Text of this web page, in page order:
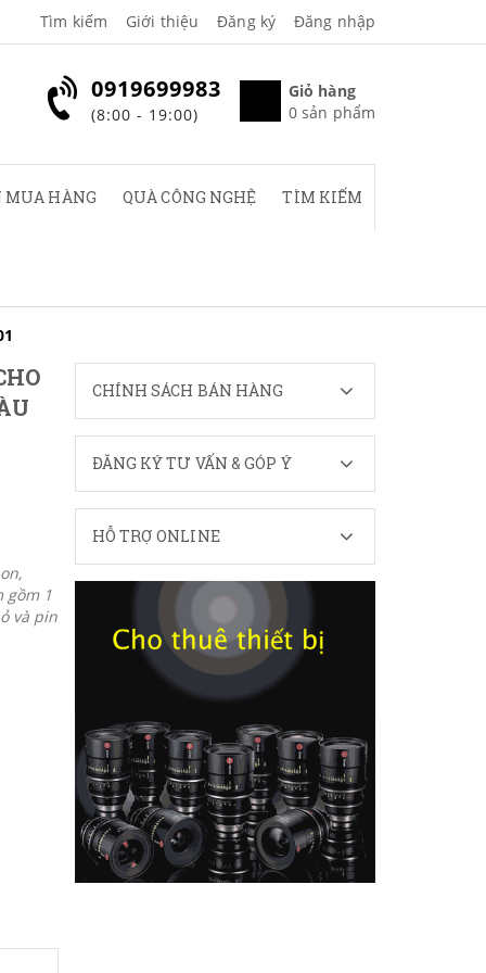
Tìm kiếm Giới thiệu Đăng ký Đăng nhập
Giỏ hàng
0 sản phẩm
0919699983
(8:00 - 19:00)
MUA HÀNG QUÀ CÔNG NGHỆ TÌM KIẾM
gồm 1
và pin
CHÍNH SÁCH BÁN HÀNG
ĐĂNG KÝ TƯ VẤN & GÓP Ý
HỖ TRỢ ONLINE